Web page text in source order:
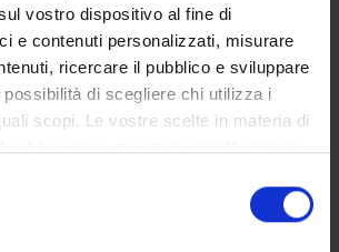
vostro dispositivo al fine di
e contenuti personalizzati, misurare
ricercare il pubblico e sviluppare
di scegliere chi utilizza i
scopi. Le vostre scelte in materia di
il proprio consenso in qualsiasi
sui cookie o facendo clic
e antagonismo. Il recettore:
d’azione, adattamento recettoriale.
e le diverse vie di
farmaci. Distribuzione e livelli ematici.
modo epatico: induzione, inibizione,
Eliminazione. Concetti e parametri
emivita, picco ematico, range